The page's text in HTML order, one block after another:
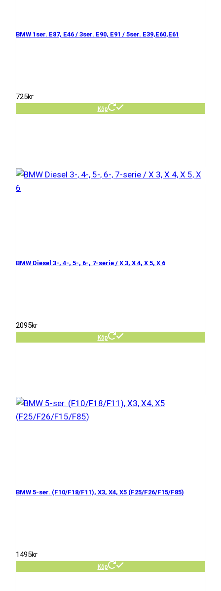
BMW 1ser. E87, E46 / 3ser. E90, E91 / 5ser. E39,E60,E61
725kr
Köp
BMW Diesel 3-, 4-, 5-, 6-, 7-serie / X 3, X 4, X 5, X 6
2095kr
Köp
BMW 5-ser. (F10/F18/F11), X3, X4, X5 (F25/F26/F15/F85)
1495kr
Köp